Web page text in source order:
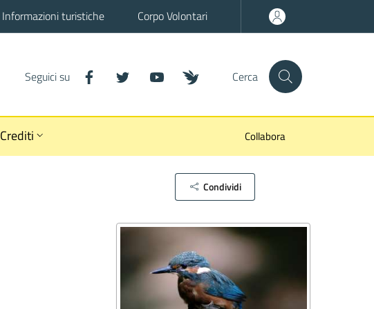
Informazioni turistiche Corpo Volontari
Seguici su it-facebookit-twitter it-youtubewn-inaturalist
Cerca
Crediti Collabora
Condividi